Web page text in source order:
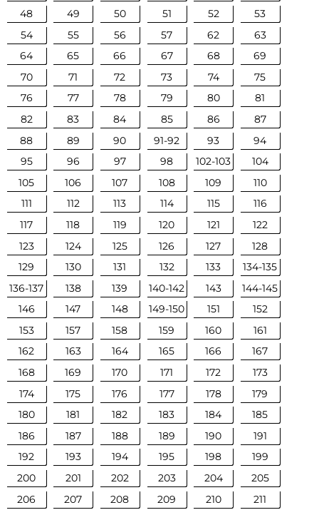
48
49 50 51 52
53
54
55 56 57 62
63
64
65 66 67 68
69
70
71 72 73 74
75
76
77 78 79 80
81
82
83 84 85 86
87
88
89 90 91-92 93
94
95
96 97 98 102-103
104
105
106 107 108 109
110
111
112 113 114 115
116
117
118 119 120 121
122
123
124 125 126 127
128
129
130 131 132 133
134-135
136-137
138 139 140-142 143
144-145
146
147 148 149-150 151
152
153
157 158 159 160
161
162
163 164 165 166
167
168
169 170 171 172
173
174
175 176 177 178
179
180
181 182 183 184
185
186
187 188 189 190
191
192
193 194 195 198
199
200
201 202 203 204
205
206
207 208 209 210
211